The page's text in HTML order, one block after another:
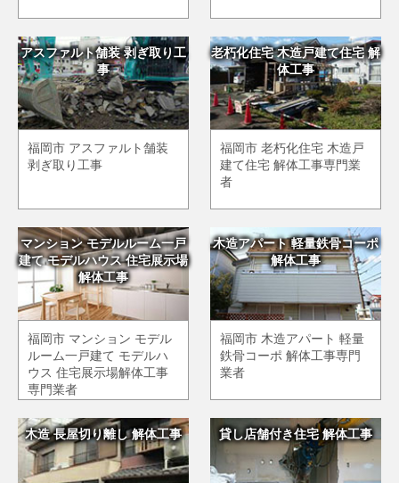
アスファルト舗装 剥ぎ取り工
事
福岡市 アスファルト舗装
剥ぎ取り工事
老朽化住宅 木造戸建て住宅 解
体工事
福岡市 老朽化住宅 木造戸
建て住宅 解体工事専門業
者
マンション モデルルーム一戸
建て モデルハウス 住宅展示場
解体工事
福岡市 マンション モデル
ルーム一戸建て モデルハ
ウス 住宅展示場解体工事
専門業者
木造アパート 軽量鉄骨コーポ
解体工事
福岡市 木造アパート 軽量
鉄骨コーポ 解体工事専門
業者
木造 長屋切り離し 解体工事 貸し店舗付き住宅 解体工事